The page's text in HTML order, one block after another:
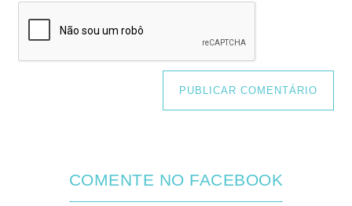
COMENTE NO FACEBOOK